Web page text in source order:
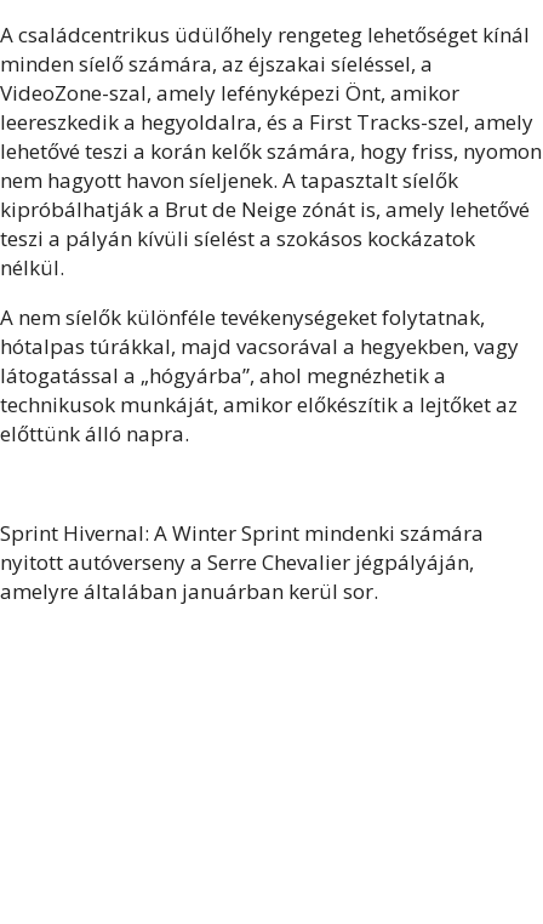
A családcentrikus üdülőhely rengeteg lehetőséget kínál
minden síelő számára, az éjszakai síeléssel, a
VideoZone-szal, amely lefényképezi Önt, amikor
leereszkedik a hegyoldalra, és a First Tracks-szel, amely
lehetővé teszi a korán kelők számára, hogy friss, nyomon
nem hagyott havon síeljenek. A tapasztalt síelők
kipróbálhatják a Brut de Neige zónát is, amely lehetővé
teszi a pályán kívüli síelést a szokásos kockázatok
nélkül.
A nem síelők különféle tevékenységeket folytatnak,
hótalpas túrákkal, majd vacsorával a hegyekben, vagy
látogatással a „hógyárba”, ahol megnézhetik a
technikusok munkáját, amikor előkészítik a lejtőket az
előttünk álló napra.
Sprint Hivernal: A Winter Sprint mindenki számára
nyitott autóverseny a Serre Chevalier jégpályáján,
amelyre általában januárban kerül sor.